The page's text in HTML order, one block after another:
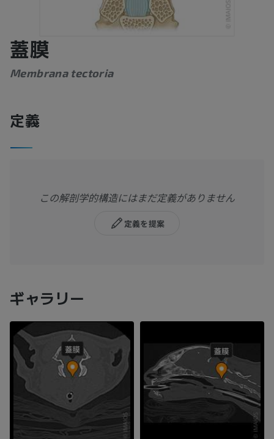
蓋膜
Membrana tectoria
定義
この解剖学的構造にはまだ定義がありません
定義を提案
ギャラリー